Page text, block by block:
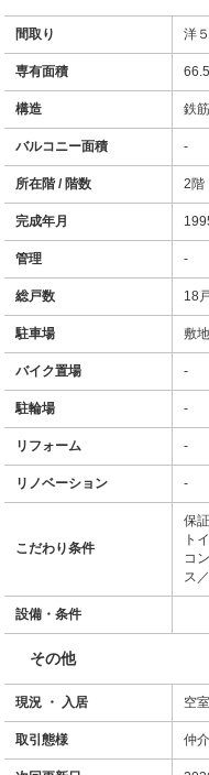
間取り 洋
専有面積
構造 鉄
バルコニー面積 -
所在階 / 階数 2階
完成年月
管理 -
総戸数 18
駐車場 敷
バイク置場 -
駐輪場 -
リフォーム -
リノベーション -
こだわり条件
保
ト
コ
ス
設備・条件
その他
現況 ・ 入居 空
取引態様 仲介